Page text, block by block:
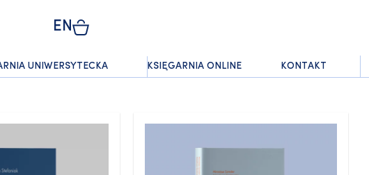
EN
UNIWERSYTECKA KSIĘGARNIA ONLINE KONTAKT